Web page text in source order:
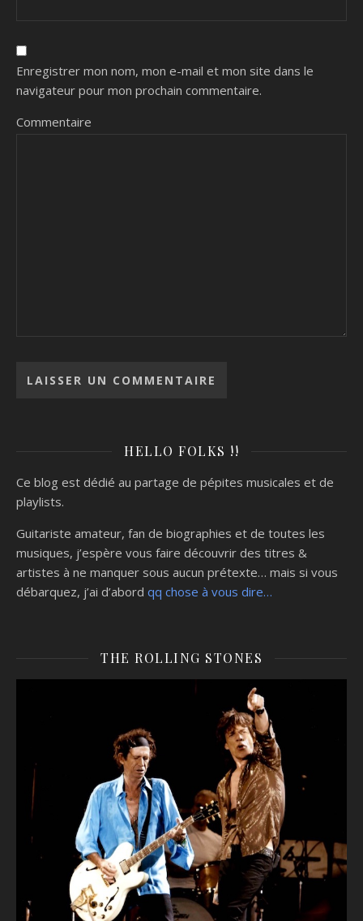
Enregistrer mon nom, mon e-mail et mon site dans le
navigateur pour mon prochain commentaire.
Commentaire
HELLO FOLKS !!
Ce blog est dédié au partage de pépites musicales et de
playlists.
Guitariste amateur, fan de biographies et de toutes les
musiques, j’espère vous faire découvrir des titres &
artistes à ne manquer sous aucun prétexte… mais si vous
débarquez, j’ai d’abord qq chose à vous dire…
THE ROLLING STONES